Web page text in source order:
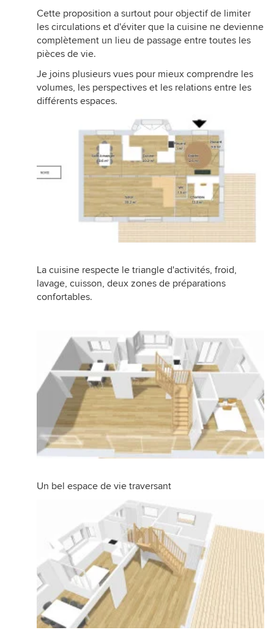
Cette proposition a surtout pour objectif de limiter
les circulations et d'éviter que la cuisine ne devienne
complètement un lieu de passage entre toutes les
pièces de vie.
Je joins plusieurs vues pour mieux comprendre les
volumes, les perspectives et les relations entre les
différents espaces.
La cuisine respecte le triangle d'activités, froid,
lavage, cuisson, deux zones de préparations
confortables.
Un bel espace de vie traversant